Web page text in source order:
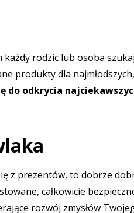
rodzic lub osoba
produkty dla
do odkrycia
z prezentów, to dobrze
całkowicie
rozwój zmysłów